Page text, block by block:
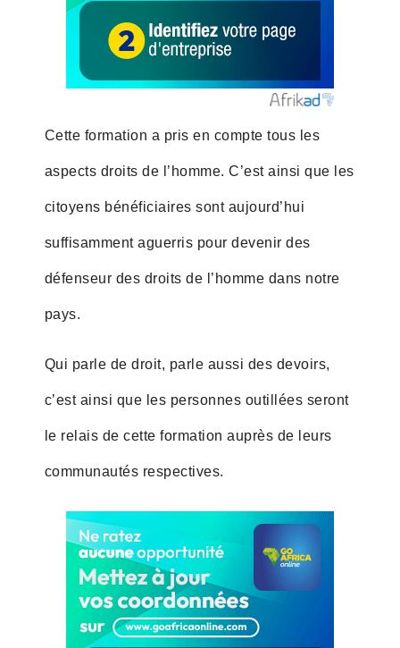
Cette formation a pris en compte tous les
aspects droits de l’homme. C’est ainsi que les
citoyens bénéficiaires sont aujourd’hui
suffisamment aguerris pour devenir des
défenseur des droits de l’homme dans notre
pays.
Qui parle de droit, parle aussi des devoirs,
c’est ainsi que les personnes outillées seront
le relais de cette formation auprès de leurs
communautés respectives.